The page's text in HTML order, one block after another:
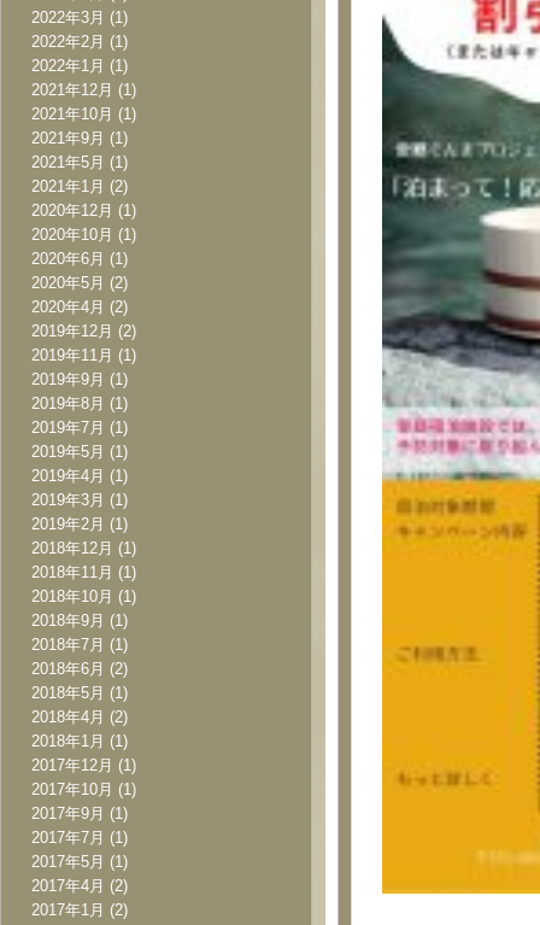
2022年3月 (1)
2022年2月 (1)
2022年1月 (1)
2021年12月 (1)
2021年10月 (1)
2021年9月 (1)
2021年5月 (1)
2021年1月 (2)
2020年12月 (1)
2020年10月 (1)
2020年6月 (1)
2020年5月 (2)
2020年4月 (2)
2019年12月 (2)
2019年11月 (1)
2019年9月 (1)
2019年8月 (1)
2019年7月 (1)
2019年5月 (1)
2019年4月 (1)
2019年3月 (1)
2019年2月 (1)
2018年12月 (1)
2018年11月 (1)
2018年10月 (1)
2018年9月 (1)
2018年7月 (1)
2018年6月 (2)
2018年5月 (1)
2018年4月 (2)
2018年1月 (1)
2017年12月 (1)
2017年10月 (1)
2017年9月 (1)
2017年7月 (1)
2017年5月 (1)
2017年4月 (2)
2017年1月 (2)